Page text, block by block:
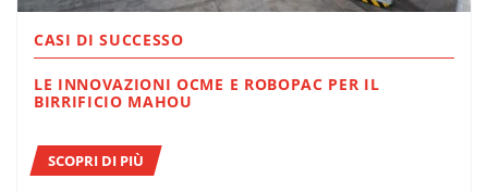
CASI DI SUCCESSO
LE INNOVAZIONI OCME E ROBOPAC PER IL
BIRRIFICIO MAHOU
SCOPRI DI PIÙ